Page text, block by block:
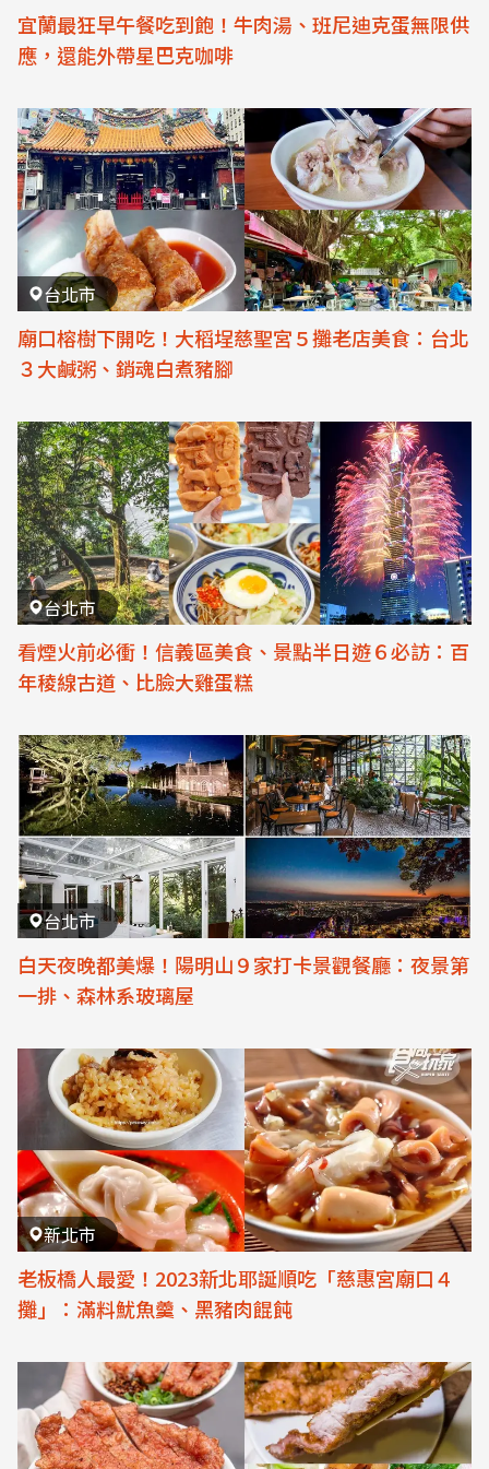
宜蘭最狂早午餐吃到飽！牛肉湯、班尼迪克蛋無限供
應，還能外帶星巴克咖啡
台北市
廟口榕樹下開吃！大稻埕慈聖宮５攤老店美食：台北
３大鹹粥、銷魂白煮豬腳
台北市
看煙火前必衝！信義區美食、景點半日遊６必訪：百
年稜線古道、比臉大雞蛋糕
台北市
白天夜晚都美爆！陽明山９家打卡景觀餐廳：夜景第
一排、森林系玻璃屋
新北市
老板橋人最愛！2023新北耶誕順吃「慈惠宮廟口４
攤」：滿料魷魚羹、黑豬肉餛飩